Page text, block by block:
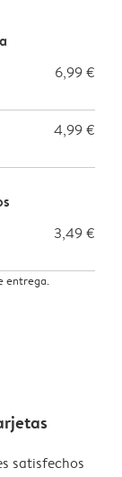
6,99 €
4,99 €
3,49 €
entrega.
satisfechos